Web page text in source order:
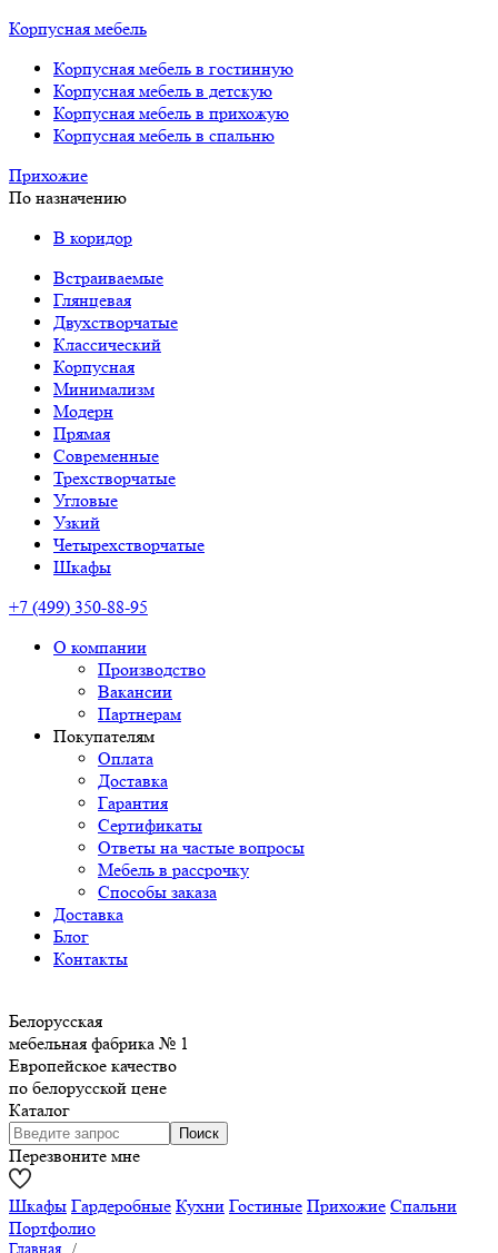
Корпусная мебель
Корпусная мебель в гостинную
Корпусная мебель в детскую
Корпусная мебель в прихожую
Корпусная мебель в спальню
Прихожие
По назначению
В коридор
Встраиваемые
Глянцевая
Двухстворчатые
Классический
Корпусная
Минимализм
Модерн
Прямая
Современные
Трехстворчатые
Угловые
Узкий
Четырехстворчатые
Шкафы
+7 (499) 350-88-95
О компании
Производство
Вакансии
Партнерам
Покупателям
Оплата
Доставка
Гарантия
Сертификаты
Ответы на частые вопросы
Мебель в рассрочку
Способы заказа
Доставка
Блог
Контакты
Белорусская
мебельная фабрика № 1
Европейское качество
по белорусской цене
Каталог
Перезвоните мне
Шкафы Гардеробные Кухни Гостиные Прихожие Спальни
Портфолио
Главная /